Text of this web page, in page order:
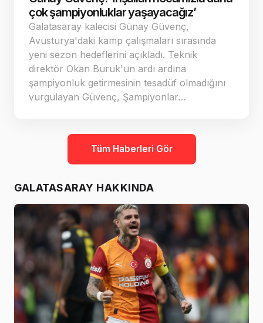
çok şampiyonluklar yaşayacağız’
Galatasaray kalecisi Günay Güvenç,
Avusturya'daki kamp çalışmaları sırasında
yeni sezon hedeflerini açıkladı. Teknik
direktör Okan Buruk'un ardı ardına
şampiyonluk getirmesinin tesadüf olmadığını
vurgulayan Güvenç, Şampiyonlar…
Tüm Haberleri Gör
GALATASARAY HAKKINDA